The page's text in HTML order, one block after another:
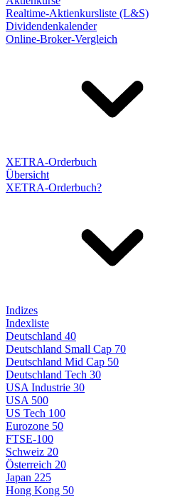
Realtime-Aktienkursliste (L&S)
Dividendenkalender
Online-Broker-Vergleich
XETRA-Orderbuch
Übersicht
XETRA-Orderbuch?
Indizes
Indexliste
Deutschland 40
Deutschland Small Cap 70
Deutschland Mid Cap 50
Deutschland Tech 30
USA Industrie 30
USA 500
US Tech 100
Eurozone 50
FTSE-100
Schweiz 20
Österreich 20
Japan 225
Hong Kong 50